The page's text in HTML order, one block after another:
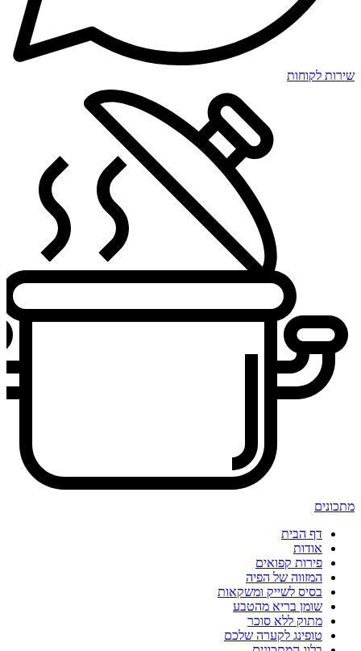
שירות לקוחות
מתכונים
דף הבית
אודות
פירות קפואים
המזווה של הפיה
בסיס לשייק ומשקאות
שומן בריא מהטבע
מתוק ללא סוכר
טופינג לקערה שלכם